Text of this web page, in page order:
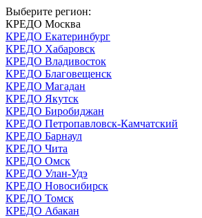
Выберите регион:
КРЕДО Москва
КРЕДО Екатеринбург
КРЕДО Хабаровск
КРЕДО Владивосток
КРЕДО Благовещенск
КРЕДО Магадан
КРЕДО Якутск
КРЕДО Биробиджан
КРЕДО Петропавловск-Камчатский
КРЕДО Барнаул
КРЕДО Чита
КРЕДО Омск
КРЕДО Улан-Удэ
КРЕДО Новосибирск
КРЕДО Томск
КРЕДО Абакан